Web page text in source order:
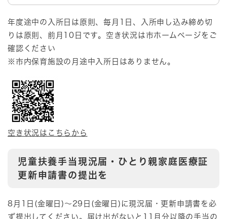
年度途中の入所日は原則、毎月1日、入所申し込み締め切
りは原則、前月10日です。空き状況は市ホームページをご
確認ください
※市内保育施設の月途中入所日はありません。
空き状況はこちらから
児童扶養手当現況届・ひとり親家庭医療証
更新申請書の提出を
8月1日(金曜日)～29日(金曜日)に現況届・更新申請書を必
ず提出してください。届け出がないと11月分以降の手当の